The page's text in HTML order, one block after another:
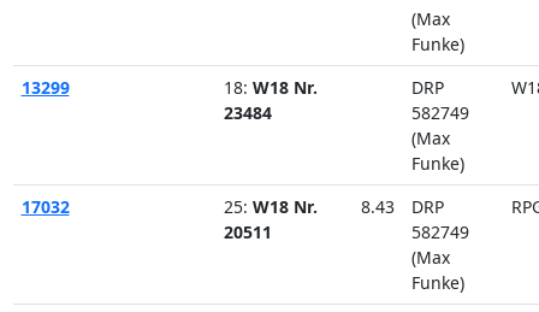
(Max
Funke)
13299
18: W18 Nr.
23484
DRP
582749
(Max
Funke)
17032 25: W18 Nr.
20511
8.43
DRP
582749
(Max
Funke)